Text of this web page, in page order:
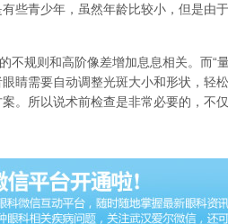
些青少年，虽然年龄比较小，但是由
规则和高阶像差增加息息相关。而“
睛需要自动调整光斑大小和形状，轻
。所以说术前检查是非常必要的，不